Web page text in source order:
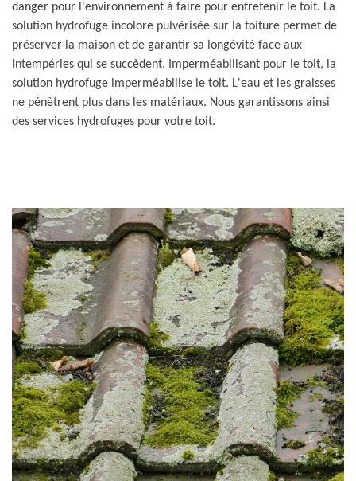
danger pour l'environnement à faire pour entretenir le toit. La
solution hydrofuge incolore pulvérisée sur la toiture permet de
préserver la maison et de garantir sa longévité face aux
intempéries qui se succèdent. Imperméabilisant pour le toit, la
solution hydrofuge imperméabilise le toit. L'eau et les graisses
ne pénètrent plus dans les matériaux. Nous garantissons ainsi
des services hydrofuges pour votre toit.